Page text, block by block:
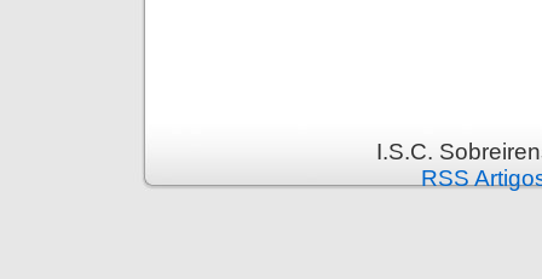
I.S.C.
RSS